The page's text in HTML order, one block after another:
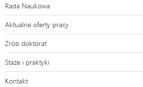
Rada Naukowa
Aktualne oferty pracy
Zrób doktorat
Staże i praktyki
Kontakt